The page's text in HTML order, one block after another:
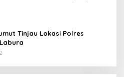
Tinjau Lokasi Polres